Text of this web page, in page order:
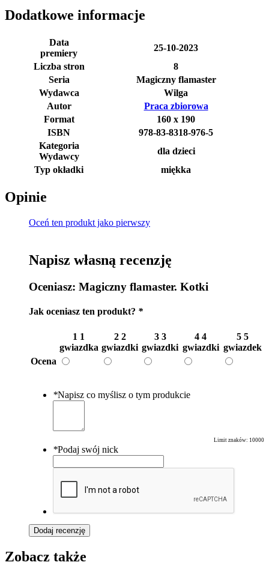
Dodatkowe informacje
Data
premiery
25-10-2023
Liczba stron
8
Seria
Magiczny flamaster
Wydawca
Wilga
Autor
Praca zbiorowa
Format
160 x 190
ISBN
978-83-8318-976-5
Kategoria
Wydawcy
dla dzieci
Typ okładki
miękka
Opinie
Oceń ten produkt jako pierwszy
Napisz własną recenzję
Oceniasz: Magiczny flamaster. Kotki
Jak oceniasz ten produkt? *
1 1
gwiazdka
2 2
gwiazdki
3 3
gwiazdki
4 4
gwiazdki
5 5
gwiazdek
Ocena
*Napisz co myślisz o tym produkcie
Limit znaków: 10000
*Podaj swój nick
Dodaj recenzję
Zobacz także